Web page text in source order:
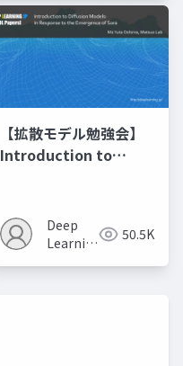
【拡散モデル勉強会】
Introduction to
Deep
Learning
50.5K